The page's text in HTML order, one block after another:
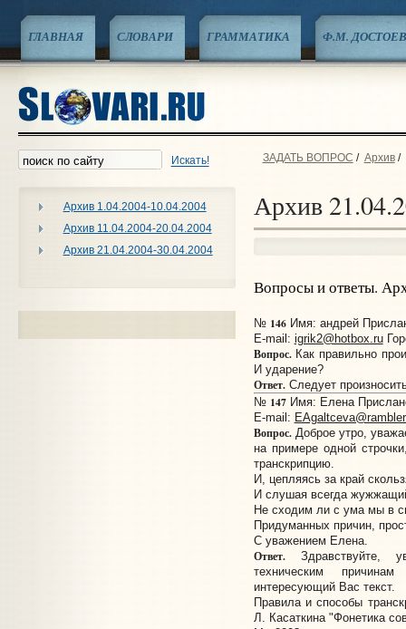
ГЛАВНАЯ СЛОВАРИ ГРАММАТИКА Ф.М.
Искать!
Архив 1.04.2004-10.04.2004
Архив 11.04.2004-20.04.2004
Архив 21.04.2004-30.04.2004
ЗАДАТЬ ВОПРОС / Архив/
Архив
Вопросы и ответы.
№ 146Имя: андрей
E-mail: igrik2@hotbox.ru
Вопрос.Как правильно
И ударение?
Ответ.Следует
№ 147Имя: Елена
E-mail:
Вопрос.Доброе утро,
на примере одной
транскрипцию.
И, цепляясь за край
И слушая всегда
Не сходим ли с ума мы в
Придуманных причин,
С уважением Елена.
Ответ.Здравствуйте,
техническим
интересующий Вас текст.
Правила и способы
Л. Касаткина "Фонетика